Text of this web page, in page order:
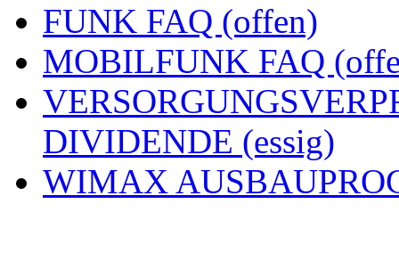
FUNK FAQ (offen)
MOBILFUNK FAQ
DIVIDENDE (essig)
WIMAX